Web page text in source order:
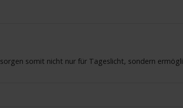
somit nicht nur für Tageslicht, sondern